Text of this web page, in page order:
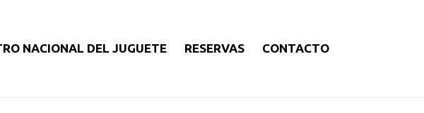
NACIONAL DEL JUGUETE RESERVAS CONTACTO